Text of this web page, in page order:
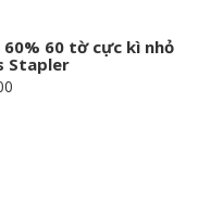
60 tờ cực kì nhỏ
Stapler